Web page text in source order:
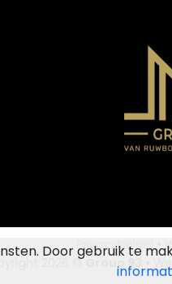
Privacybeleid•
2026 © Group 93 •
Door gebruik te